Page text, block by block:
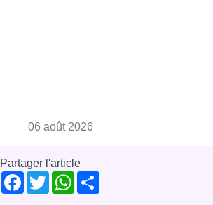
06 août 2026
Partager l'article
Facebook
TwitterWhatsApp